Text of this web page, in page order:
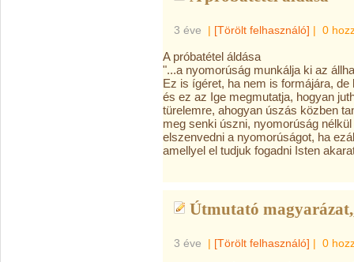
3 éve | [Törölt felhasználó] | 0
A próbatétel áldása
"...a nyomorúság munkálja ki az
Ez is ígéret, ha nem is formájára,
és ez az Ige megmutatja, hogyan
türelemre, ahogyan úszás közben
meg senki úszni, nyomorúság
elszenvedni a nyomorúságot, ha
amellyel el tudjuk fogadni Isten
Útmutató
3 éve | [Törölt felhasználó] | 0